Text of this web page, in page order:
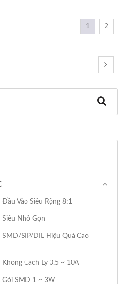
1 2
Vào Siêu Rộng 8:1
Nhỏ Gọn
SIP/DIL Hiệu Quả Cao
Cách Ly 0.5 ~ 10A
Gói SMD 1 ~ 3W